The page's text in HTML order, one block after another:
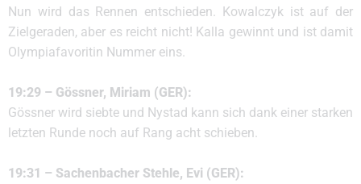
Nun wird das Rennen entschieden. Kowalczyk ist auf der
Zielgeraden, aber es reicht nicht! Kalla gewinnt und ist damit
Olympiafavoritin Nummer eins.
19:29 – Gössner, Miriam (GER):
Gössner wird siebte und Nystad kann sich dank einer starken
letzten Runde noch auf Rang acht schieben.
19:31 – Sachenbacher Stehle, Evi (GER):